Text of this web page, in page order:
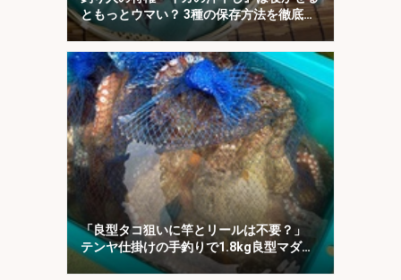
ともっとウマい？ 3種の保存方法を徹底検
証
「良型タコ狙いに竿とリールは不要？」
テンヤ仕掛けの手釣りで1.8kg良型マダ
コ！【川崎丸・東京湾】